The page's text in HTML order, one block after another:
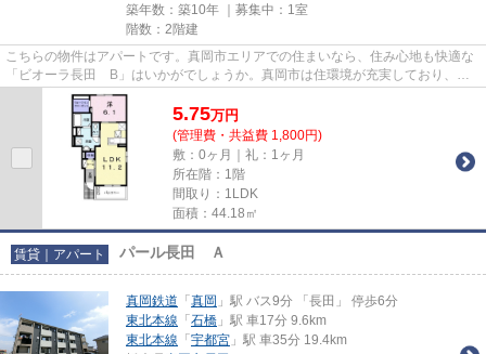
築年数：築10年 ｜募集中： 1室
階数：2階建
こちらの物件はアパートです。真岡市エリアでの住まいなら、住み心地も快適な
「ビオーラ長田 B」はいかがでしょうか。真岡市は住環境が充実しており、利
便性の高い暮らしをするならこ...
5.75万円
(管理費・共益費 1,800円)
敷：0ヶ月｜礼：1ヶ月
所在階：1階
間取り：1LDK
面積：44.18㎡
賃貸｜アパート パール長田 Ａ
真岡鉄道 「 真岡 」駅 バス9分 「長田」 停歩6分
東北本線 「 石橋 」駅 車17分 9.6km
東北本線 「 宇都宮 」駅 車35分 19.4km